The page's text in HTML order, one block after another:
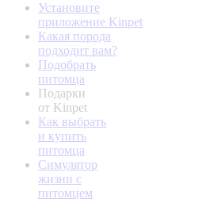
Установите
приложение Kinpet
Какая порода
подходит вам?
Подобрать
питомца
Подарки
от Kinpet
Как выбрать
и купить
питомца
Симулятор
жизни с
питомцем